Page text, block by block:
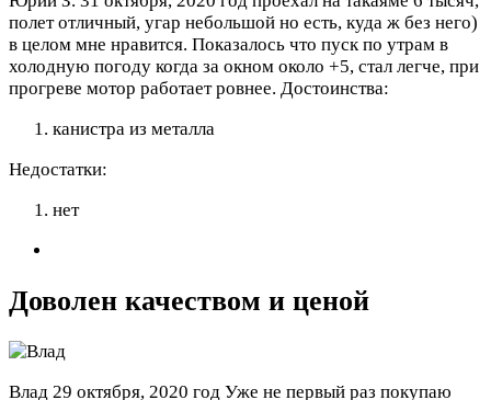
полет отличный, угар небольшой но есть, куда ж без него)
в целом мне нравится. Показалось что пуск по утрам в
холодную погоду когда за окном около +5, стал легче, при
прогреве мотор работает ровнее. Достоинства:
канистра из металла
Недостатки:
нет
Доволен качеством и ценой
Влад 29 октября, 2020 год Уже не первый раз покупаю